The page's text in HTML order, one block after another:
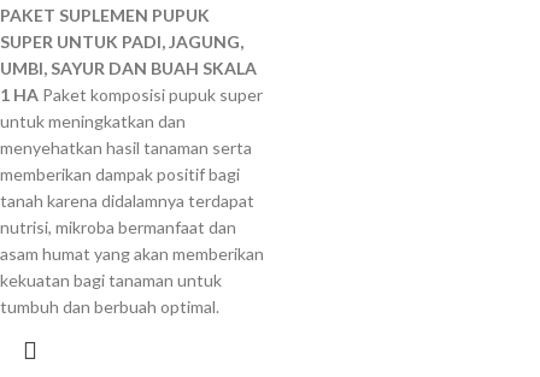
PAKET SUPLEMEN PUPUK
SUPER UNTUK PADI, JAGUNG,
UMBI, SAYUR DAN BUAH SKALA
1 HA Paket komposisi pupuk super
untuk meningkatkan dan
menyehatkan hasil tanaman serta
memberikan dampak positif bagi
tanah karena didalamnya terdapat
nutrisi, mikroba bermanfaat dan
asam humat yang akan memberikan
kekuatan bagi tanaman untuk
tumbuh dan berbuah optimal.